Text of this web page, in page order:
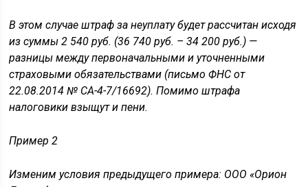
В этом случае штраф за неуплату будет рассчитан исходя
из суммы 2 540 руб. (36 740 руб. – 34 200 руб.) —
разницы между первоначальными и уточненными
страховыми обязательствами (письмо ФНС от
22.08.2014 № СА-4-7/16692). Помимо штрафа
налоговики взыщут и пени.
Пример 2
Изменим условия предыдущего примера: ООО «Орион